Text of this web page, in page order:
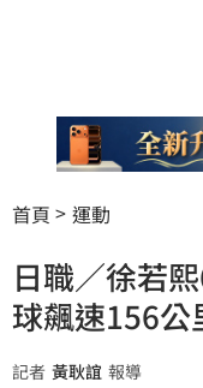
首頁 運動
日職／徐若
球飆速156
記者 黃耿誼 報導